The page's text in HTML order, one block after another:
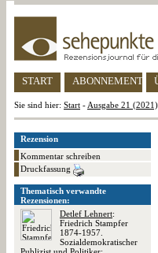
START ABONNEMENT
Sie sind hier: Start - Ausgabe 21
Rezension
Kommentar schreiben
Druckfassung
Thematisch verwandte
Rezensionen:
Detlef Lehnert:
Friedrich Stampfer
1874-1957.
Sozialdemokratischer